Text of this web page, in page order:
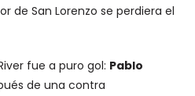
de San Lorenzo se perdiera el
fue a puro gol: Pablo
de una contra